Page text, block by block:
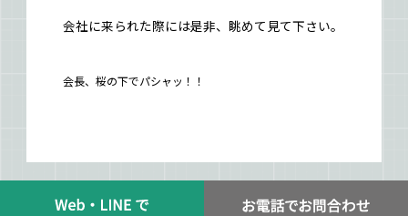
会社に来られた際には是非、眺めて見て下さい。
会長、桜の下でパシャッ！！